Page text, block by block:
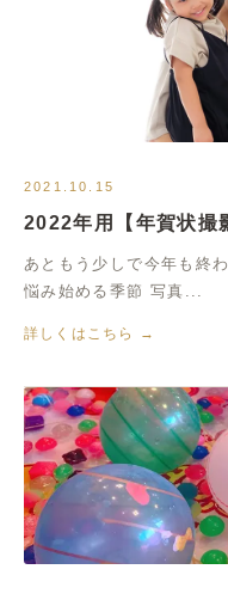
2021.10.15
2022年用【年賀状撮
あともう少しで今年も終
悩み始める季節 写真...
詳しくはこちら →